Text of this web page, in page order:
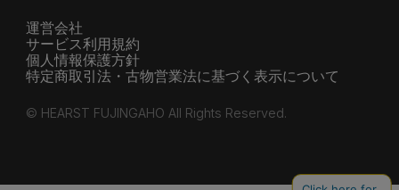
運営会社
サービス利用規約
個人情報保護方針
特定商取引法・古物営業法に基づく表示について
© HEARST FUJINGAHO All Rights Reserved.